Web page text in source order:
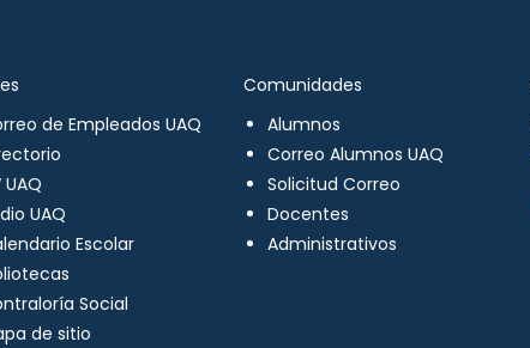
de Empleados UAQ
UAQ
UAQ
Escolar
Social
de sitio
Comunidades
Alumnos
Correo Alumnos UAQ
Solicitud Correo
Docentes
Administrativos